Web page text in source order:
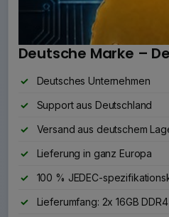
Deutsche Marke –
Deutsches Unternehmen
Support aus Deutschland
Versand aus deutschem
Lieferung in ganz Europa
100 % JEDEC-
Lieferumfang: 2x 16GB